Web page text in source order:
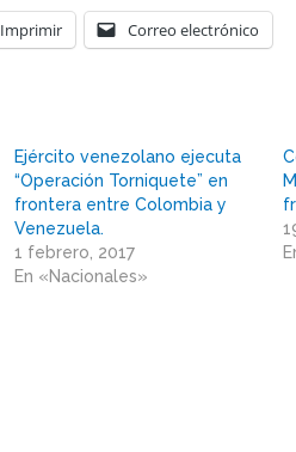
Imprimir Correo electrónico
Ejército venezolano ejecuta
“Operación Torniquete” en
frontera entre Colombia y
Venezuela.
1 febrero, 2017
En «Nacionales»